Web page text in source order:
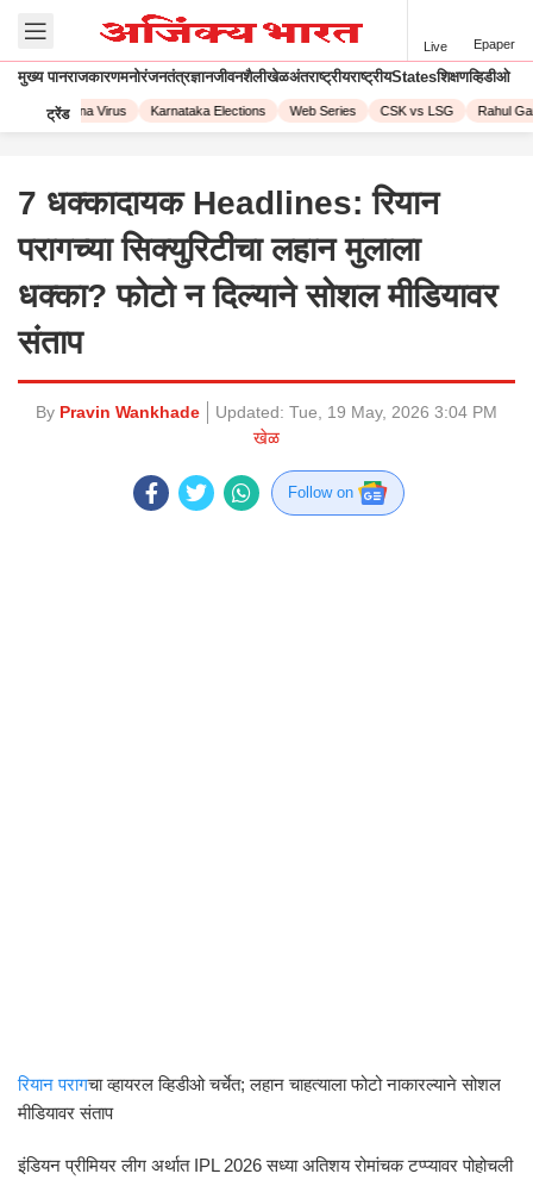
Live Epaper
मुख्य पानराजकारणमनोरंजनतंत्रज्ञानजीवनशैलीखेळअंतराष्ट्रीयराष्ट्रीयStatesशिक्षणव्हिडीओ
ट्रेंड
Corona Virus Karnataka Elections Web Series CSK vs LSG Rahul
7 धक्कादायक Headlines: रियान
परागच्या सिक्युरिटीचा लहान मुलाला
धक्का? फोटो न दिल्याने सोशल मीडियावर
संताप
By Pravin Wankhade Updated: Tue, 19 May, 2026 3:04 PM
खेळ
Follow on
रियान परागचा व्हायरल व्हिडीओ चर्चेत; लहान चाहत्याला फोटो नाकारल्याने सोशल
मीडियावर संताप
इंडियन प्रीमियर लीग अर्थात IPL 2026 सध्या अतिशय रोमांचक टप्प्यावर पोहोचली